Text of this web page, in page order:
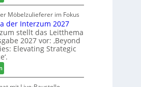
e
e
r
u
n
g
e
n
l
u
n
g
:
N
e
u
e
J
o
w
a
t
-
V
o
r
Möbelzulieferer im Fokus
der Interzum 2027
stellt das Leitthema
2027 vor: ‚Beyond
Elevating Strategic
:
L